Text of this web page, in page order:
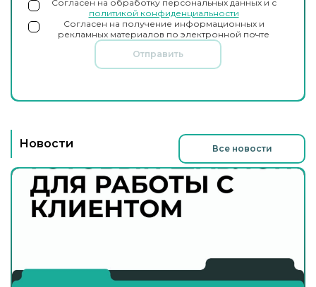
Согласен на обработку персональных данных и с
политикой конфиденциальности
Согласен на получение информационных и
рекламных материалов по электронной почте
Отправить
Новости Все новости